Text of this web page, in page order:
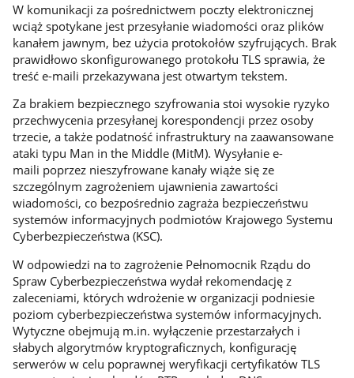
W komunikacji za pośrednictwem poczty elektronicznej
wciąż spotykane jest przesyłanie wiadomości oraz plików
kanałem jawnym, bez użycia protokołów szyfrujących. Brak
prawidłowo skonfigurowanego protokołu TLS sprawia, że
treść e-maili przekazywana jest otwartym tekstem.
Za brakiem bezpiecznego szyfrowania stoi wysokie ryzyko
przechwycenia przesyłanej korespondencji przez osoby
trzecie, a także podatność infrastruktury na zaawansowane
ataki typu Man in the Middle (MitM). Wysyłanie e-
maili poprzez nieszyfrowane kanały wiąże się ze
szczególnym zagrożeniem ujawnienia zawartości
wiadomości, co bezpośrednio zagraża bezpieczeństwu
systemów informacyjnych podmiotów Krajowego Systemu
Cyberbezpieczeństwa (KSC).
W odpowiedzi na to zagrożenie Pełnomocnik Rządu do
Spraw Cyberbezpieczeństwa wydał rekomendację z
zaleceniami, których wdrożenie w organizacji podniesie
poziom cyberbezpieczeństwa systemów informacyjnych.
Wytyczne obejmują m.in. wyłączenie przestarzałych i
słabych algorytmów kryptograficznych, konfigurację
serwerów w celu poprawnej weryfikacji certyfikatów TLS